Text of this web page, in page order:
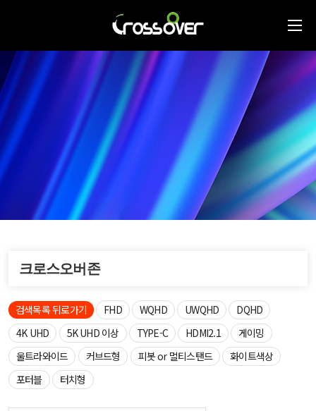
크로스오버존
검색목록 뒤로가기 FHD WQHD UWQHD
DQHD
4K UHD
5K UHD 이상 TYPE-C HDMI2.1
게이밍
울트라와이드
커브드형 피봇 or 멀티스탠드
화이트색상
포터블
터치형